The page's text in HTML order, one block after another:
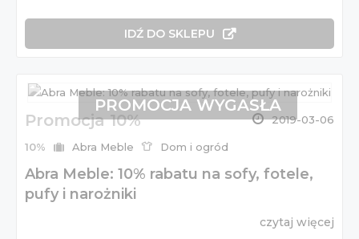
IDŹ DO SKLEPU
Promocja 10% 2019-03-06
10% Abra Meble Dom i ogród
Abra Meble: 10% rabatu na sofy, fotele,
pufy i narożniki
czytaj więcej
PROMOCJA WYGASŁA